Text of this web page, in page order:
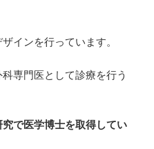
インを行っています。
専門医として診療を行う
で医学博士を取得してい